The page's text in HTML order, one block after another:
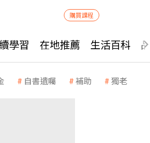
購買課程
學習 在地推薦 生活百科
自書遺囑 補助 獨老